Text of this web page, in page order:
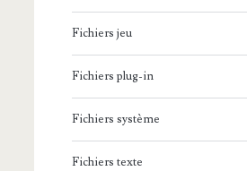
Fichiers jeu
Fichiers plug-in
Fichiers système
Fichiers texte